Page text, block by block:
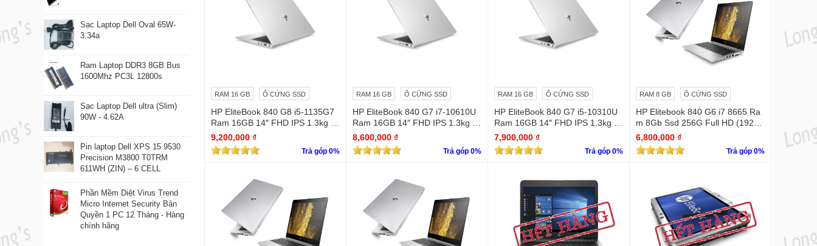
Sạc Laptop Dell Oval 65W-
3.34a
Ram Laptop DDR3 8GB Bus
1600Mhz PC3L 12800s
Sạc Laptop Dell ultra (Slim)
90W - 4.62A
Pin laptop Dell XPS 15 9530
Precision M3800 T0TRM
611WH (ZIN) – 6 CELL
Phần Mềm Diệt Virus Trend
Micro Internet Security Bản
Quyền 1 PC 12 Tháng - Hàng
chính hãng
RAM 16 GB Ổ CỨNG SSD
HP EliteBook 840 G8 i5-1135G7
Ram 16GB 14″ FHD IPS 1.3kg vỏ
nhôm (98%)
9,200,000 ₫
Trả góp 0%
RAM 16 GB Ổ CỨNG SSD
HP EliteBook 840 G7 i7-10610U
Ram 16GB 14″ FHD IPS 1.3kg vỏ
nhôm (98%)
8,600,000 ₫
Trả góp 0%
RAM 16 GB Ổ CỨNG SSD
HP EliteBook 840 G7 i5-10310U
Ram 16GB 14″ FHD IPS 1.3kg vỏ
nhôm (98%)
7,900,000 ₫
Trả góp 0%
RAM 8 GB Ổ CỨNG SSD
HP Elitebook 840 G6 i7 8665 Ra
m 8Gb Ssd 256G Full HD (1920
x 1080)
6,800,000 ₫
Trả góp 0%